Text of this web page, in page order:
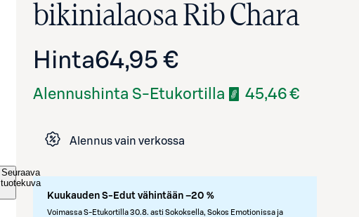
Seuraava
tuotekuva
bikinialaosa Rib Chara
Hinta64,95 €
Alennushinta S-Etukortilla 45,46 €
Alennus vain verkossa
Kuukauden S-Edut vähintään –20 %
Voimassa S-Etukortilla 30.8. asti Sokoksella, Sokos Emotionissa ja